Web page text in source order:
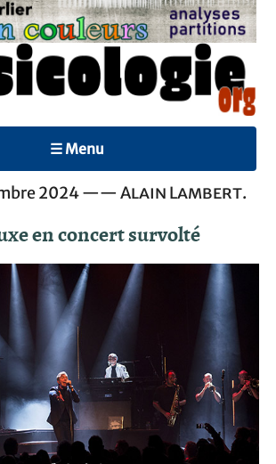
☰ Menu
2024 ——Alain Lambert.
en concert survolté